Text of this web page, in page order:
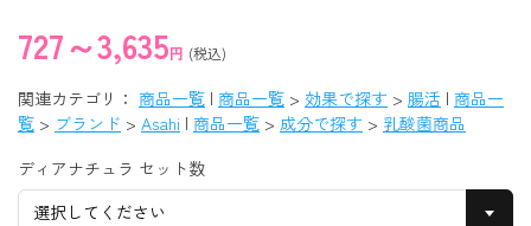
727～3,635円 (税込)
関連カテゴリ： 商品一覧 | 商品一覧 > 効果で探す > 腸活 | 商品一
覧 > ブランド > Asahi | 商品一覧 > 成分で探す > 乳酸菌商品
ディアナチュラ セット数